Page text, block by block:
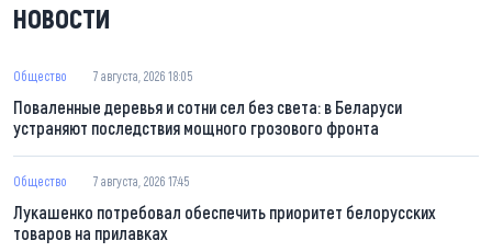
НОВОСТИ
Общество 7 августа, 2026 18:05
Поваленные деревья и сотни сел без света: в Беларуси
устраняют последствия мощного грозового фронта
Общество 7 августа, 2026 17:45
Лукашенко потребовал обеспечить приоритет белорусских
товаров на прилавках